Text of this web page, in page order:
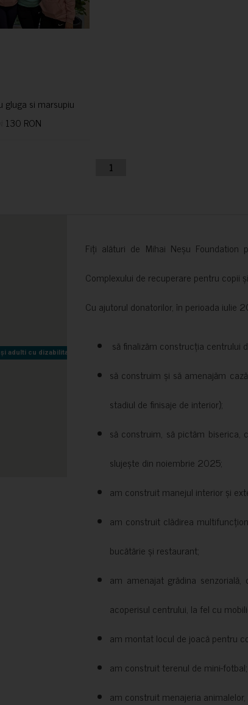
gluga si marsupiu
130 RON
CUMPARA
1
adulti cu dizabilitati neuromotorii Sfântul Nectarie
adulti cu dizabilitati neuromotorii Sfântul Nectarie
Fiți alături de Mihai Neșu Foundation
Complexului de recuperare pentru copii
Cu ajutorul donatorilor, în perioada iulie
să finalizăm construcția centrului
să construim și să amenajăm
stadiul de finisaje de interior);
să construim, să pictăm biserica,
slujește din noiembrie 2025;
am construit manejul interior și
am construit clădirea
bucătărie și restaurant;
am amenajat grădina
acoperisul centrului, la fel cu
am montat locul de joacă pentru
am construit terenul de mini-fotbal;
am construit menajeria